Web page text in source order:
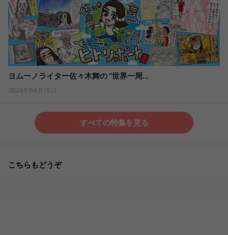
ヨムーノライター佐々木舞の “世界一周...
2025年04月18日
すべての特集を見る
こちらもどうぞ